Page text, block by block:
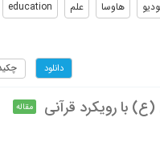
هاوسا علم education
دانلود
با رویکرد قرآنی مقاله